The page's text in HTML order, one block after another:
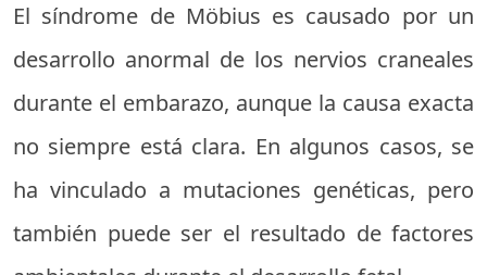
El síndrome de Möbius es causado por un
desarrollo anormal de los nervios craneales
durante el embarazo, aunque la causa exacta
no siempre está clara. En algunos casos, se
ha vinculado a mutaciones genéticas, pero
también puede ser el resultado de factores